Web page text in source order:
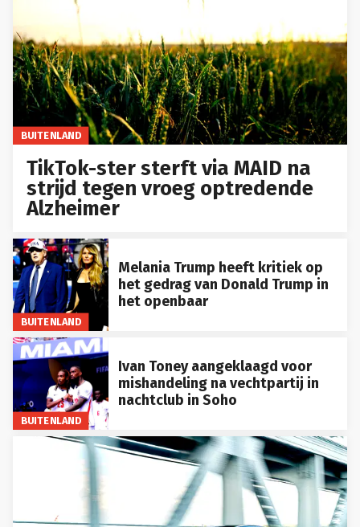
BUITENLAND
TikTok-ster sterft via MAID na
strijd tegen vroeg optredende
Alzheimer
BUITENLAND
Melania Trump heeft kritiek op
het gedrag van Donald Trump in
het openbaar
BUITENLAND
Ivan Toney aangeklaagd voor
mishandeling na vechtpartij in
nachtclub in Soho